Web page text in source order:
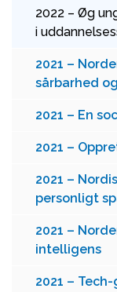
2022 – Øg
i
2021 –
sårbarhed
2021 – En
2021 –
2021 –
personligt
2021 –
intelligens
2021 –